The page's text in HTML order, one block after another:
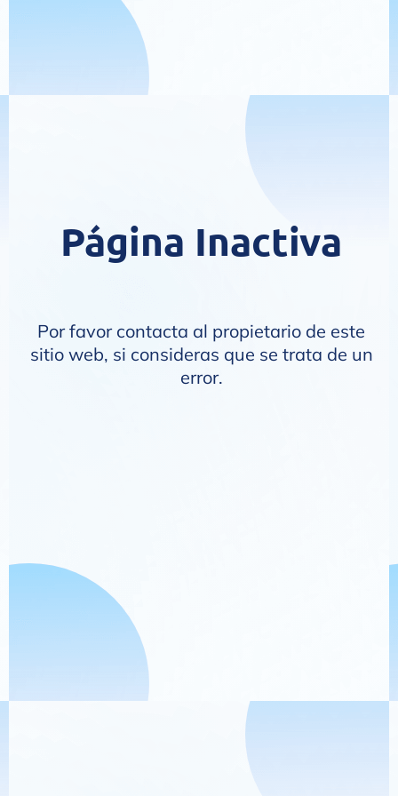
Página Inactiva
Por favor contacta al propietario de este
sitio web, si consideras que se trata de un
error.